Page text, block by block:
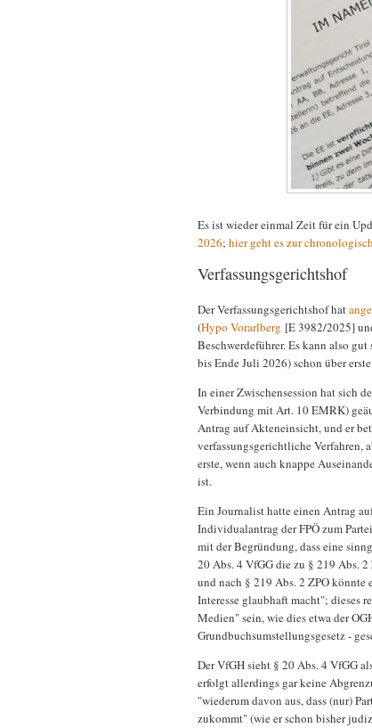
Es ist wieder einmal Zeit für ein
2026; hier geht es zur
Verfassungsgerichtshof
Der Verfassungsgerichtshof hat
(Hypo Vorarlberg [E 3982/2025]
Beschwerdeführer. Es kann also
bis Ende Juli 2026) schon über
In einer Zwischensession hat sich
Verbindung mit Art. 10 EMRK)
Antrag auf Akteneinsicht, und er
verfassungsgerichtliche Verfahren,
erste, wenn auch knappe
ist.
Ein Journalist hatte einen Antrag
Individualantrag der FPÖ zum
mit der Begründung, dass eine
20 Abs. 4 VfGG die zu § 219 Abs.
und nach § 219 Abs. 2 ZPO
Interesse glaubhaft macht"; dieses
Medien" sein, wie dies etwa der
Grundbuchsumstellungsgesetz -
Der VfGH sieht § 20 Abs. 4 VfGG
erfolgt allerdings gar keine
"wiederum davon aus, dass (nur)
zukommt" (wie er schon bisher